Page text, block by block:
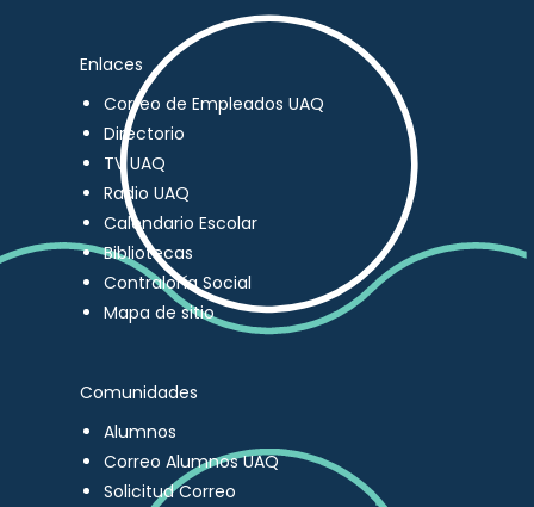
Enlaces
Correo de Empleados UAQ
Directorio
TV UAQ
Radio UAQ
Calendario Escolar
Bibliotecas
Contraloría Social
Mapa de sitio
Comunidades
Alumnos
Correo Alumnos UAQ
Solicitud Correo